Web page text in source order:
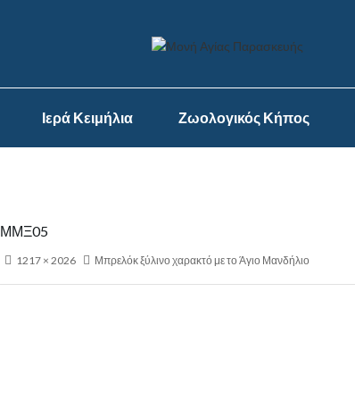
Ιερά Κειμήλια Ζωολογικός Κήπος
ΜΜΞ05
1217 × 2026 Μπρελόκ ξύλινο χαρακτό με το Άγιο Μανδήλιο